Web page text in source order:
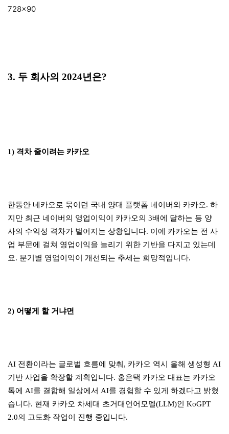
728×90
3. 두 회사의 2024년은?
1) 격차 줄이려는 카카오
한동안 네카오로 묶이던 국내 양대 플랫폼 네이버와 카카오. 하
지만 최근 네이버의 영업이익이 카카오의 3배에 달하는 등 양
사의 수익성 격차가 벌어지는 상황입니다. 이에 카카오는 전 사
업 부문에 걸쳐 영업이익을 늘리기 위한 기반을 다지고 있는데
요. 분기별 영업이익이 개선되는 추세는 희망적입니다.
2) 어떻게 할 거냐면
AI 전환이라는 글로벌 흐름에 맞춰, 카카오 역시 올해 생성형 AI
기반 사업을 확장할 계획입니다. 홍은택 카카오 대표는 카카오
톡에 AI를 결합해 일상에서 AI를 경험할 수 있게 하겠다고 밝혔
습니다. 현재 카카오 차세대 초거대언어모델(LLM)인 KoGPT
2.0의 고도화 작업이 진행 중입니다.